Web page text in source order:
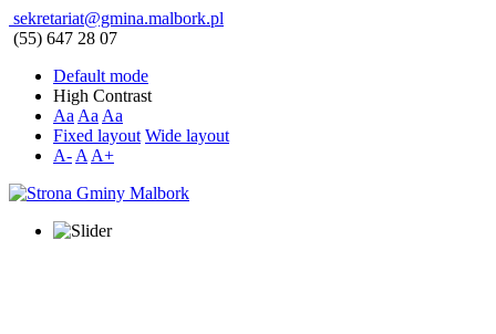
sekretariat@gmina.malbork.pl
(55) 647 28 07
Default mode
High Contrast
Aa Aa Aa
Fixed layout Wide layout
A- A A+